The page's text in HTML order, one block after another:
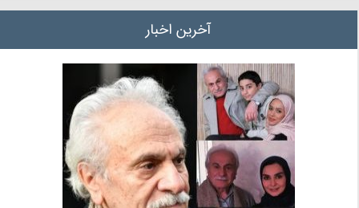
آخرین اخبار